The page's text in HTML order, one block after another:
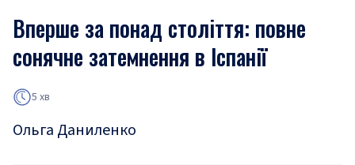
Вперше за понад століття: повне
сонячне затемнення в Іспанії
5 хв
Ольга Даниленко